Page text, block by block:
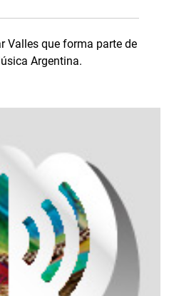
Valles que forma parte de
Argentina.